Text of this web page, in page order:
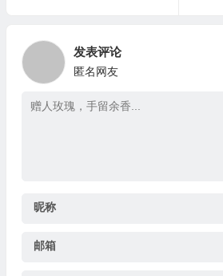
发表评论
匿名网友
昵称
邮箱